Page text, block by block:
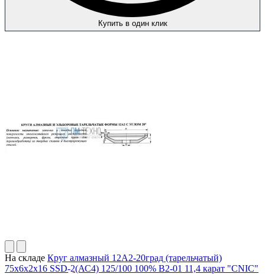
Купить в один клик
На складе Круг алмазный 12А2-20град (тарельчатый)
75х6х2х16 SSD-2(АС4) 125/100 100% В2-01 11,4 карат "CNIC"